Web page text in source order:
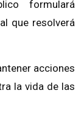
formulará
que resolverá
acciones
la vida de las